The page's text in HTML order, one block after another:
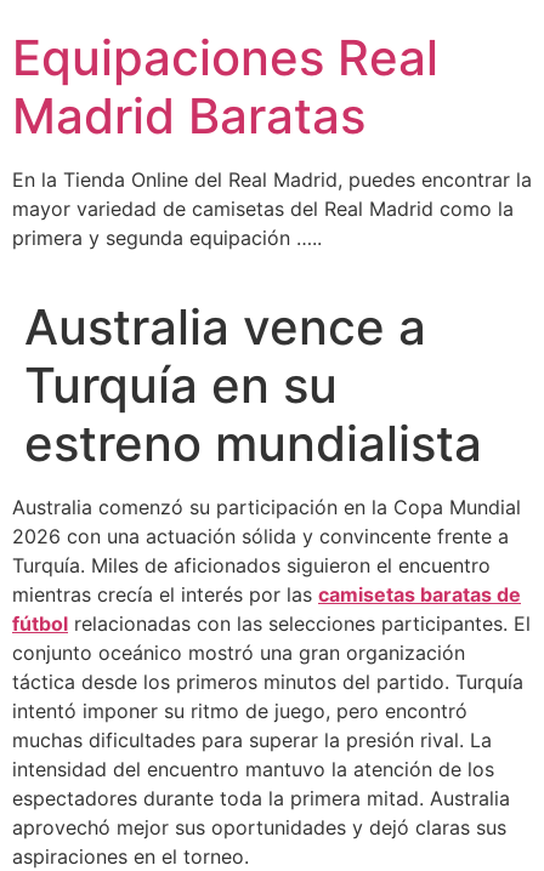
contenido
Equipaciones Real
Madrid Baratas
En la Tienda Online del Real Madrid, puedes encontrar la
mayor variedad de camisetas del Real Madrid como la
primera y segunda equipación …..
Australia vence a
Turquía en su
estreno mundialista
Australia comenzó su participación en la Copa Mundial
2026 con una actuación sólida y convincente frente a
Turquía. Miles de aficionados siguieron el encuentro
mientras crecía el interés por las camisetas baratas de
fútbol relacionadas con las selecciones participantes. El
conjunto oceánico mostró una gran organización
táctica desde los primeros minutos del partido. Turquía
intentó imponer su ritmo de juego, pero encontró
muchas dificultades para superar la presión rival. La
intensidad del encuentro mantuvo la atención de los
espectadores durante toda la primera mitad. Australia
aprovechó mejor sus oportunidades y dejó claras sus
aspiraciones en el torneo.